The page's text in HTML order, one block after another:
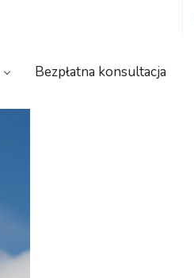
Bezpłatna konsultacja